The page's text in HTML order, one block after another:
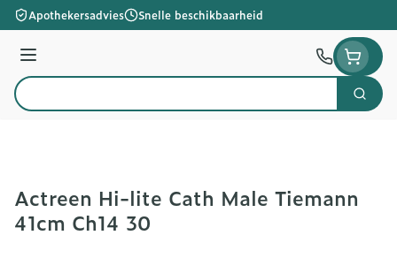
Ga naar de inhoud
Apothekersadvies Snelle beschikbaarheid
Menu
Product, merk, categorie...
Zoek
Actreen Hi-lite Cath Male Tiemann
41cm Ch14 30